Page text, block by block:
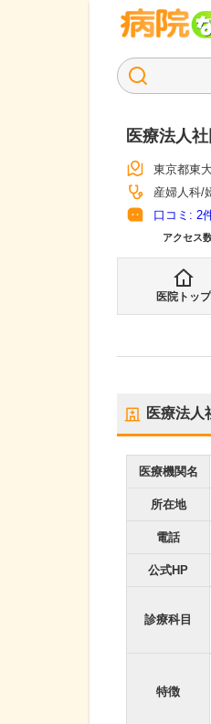
医療法人
東京都東
産婦人科
口コミ: 2
アクセス
医院トップ
医療法人
医療機関名
所在地
電話
公式HP
診療科目
特徴